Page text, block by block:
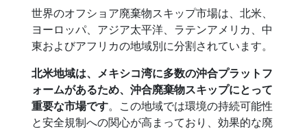
世界のオフショア廃棄物スキップ市場は、北米、
ヨーロッパ、アジア太平洋、ラテンアメリカ、中
東およびアフリカの地域別に分割されています。
北米地域は、メキシコ湾に多数の沖合プラットフ
ォームがあるため、沖合廃棄物スキップにとって
重要な市場です。この地域では環境の持続可能性
と安全規制への関心が高まっており、効果的な廃